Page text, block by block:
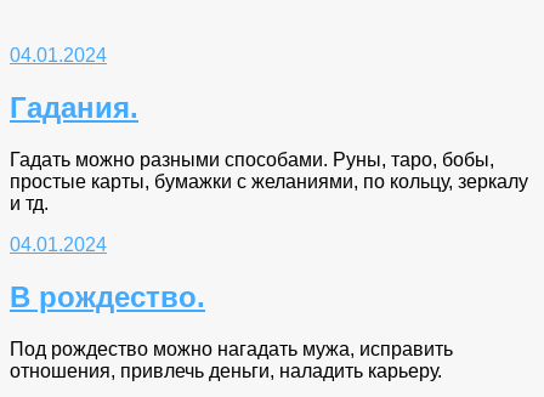
04.01.2024
Гадания.
Гадать можно разными способами. Руны, таро, бобы,
простые карты, бумажки с желаниями, по кольцу, зеркалу
и тд.
04.01.2024
В рождество.
Под рождество можно нагадать мужа, исправить
отношения, привлечь деньги, наладить карьеру.